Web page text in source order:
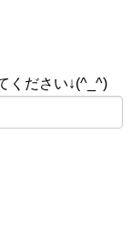
ください↓(^_^)